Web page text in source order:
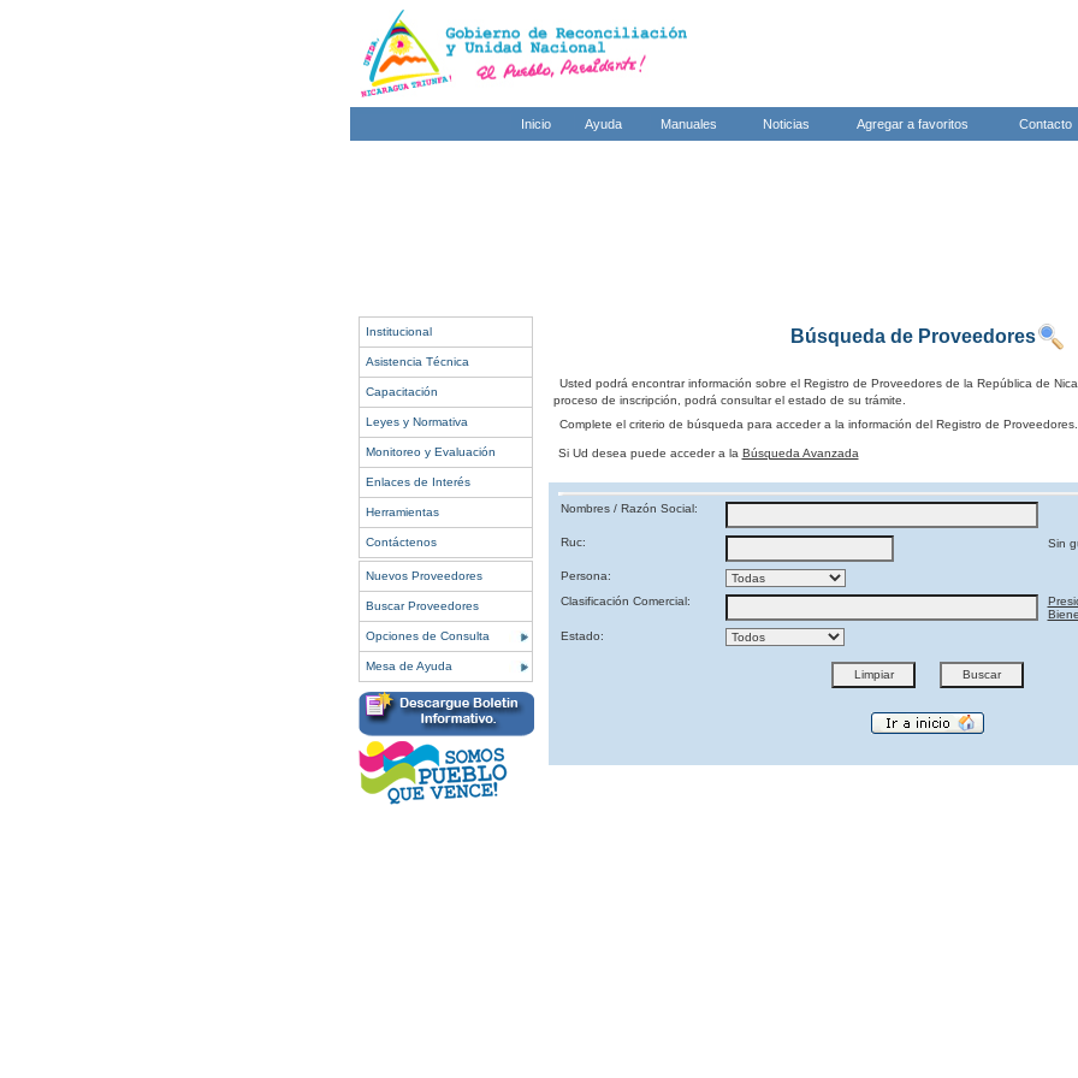
Inicio Ayuda Manuales Noticias Agregar a favoritos Contacto
Institucional
Asistencia Técnica
Capacitación
Leyes y Normativa
Monitoreo y Evaluación
Enlaces de Interés
Herramientas
Contáctenos
Nuevos Proveedores
Buscar Proveedores
Opciones de Consulta
Mesa de Ayuda
Búsqueda de Proveedores
Usted podrá encontrar información sobre el Registro de Proveedores de la República de
proceso de inscripción, podrá consultar el estado de su trámite.
Complete el criterio de búsqueda para acceder a la información del Registro de Proveedores.
Si Ud desea puede acceder a la Búsqueda Avanzada
Nombres / Razón Social:
Ruc: Sin
Persona:
Clasificación Comercial:
Estado: